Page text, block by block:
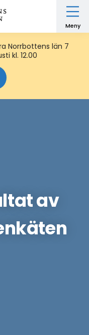
Meny
Norrbottens län 7
kl. 12.00
av